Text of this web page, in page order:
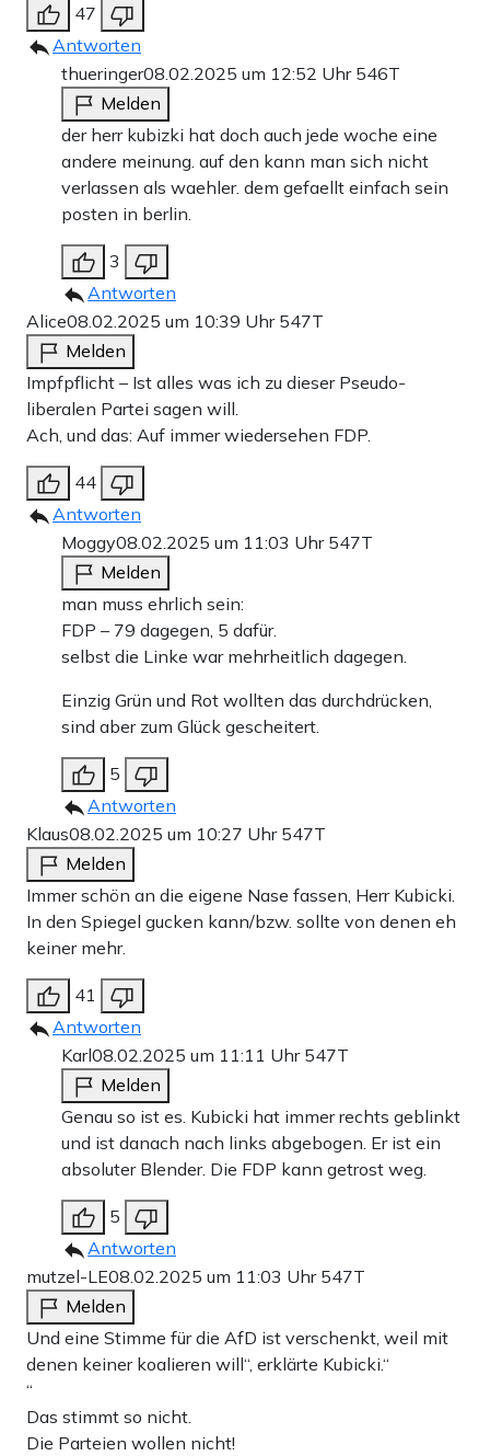
47
Antworten
thueringer08.02.2025 um 12:52 Uhr 546T
Melden
der herr kubizki hat doch auch jede woche eine
andere meinung. auf den kann man sich nicht
verlassen als waehler. dem gefaellt einfach sein
posten in berlin.
3
Antworten
Alice08.02.2025 um 10:39 Uhr 547T
Melden
Impfpflicht – Ist alles was ich zu dieser Pseudo-
liberalen Partei sagen will.
Ach, und das: Auf immer wiedersehen FDP.
44
Antworten
Moggy08.02.2025 um 11:03 Uhr 547T
Melden
man muss ehrlich sein:
FDP – 79 dagegen, 5 dafür.
selbst die Linke war mehrheitlich dagegen.
Einzig Grün und Rot wollten das durchdrücken,
sind aber zum Glück gescheitert.
5
Antworten
Klaus08.02.2025 um 10:27 Uhr 547T
Melden
Immer schön an die eigene Nase fassen, Herr Kubicki.
In den Spiegel gucken kann/bzw. sollte von denen eh
keiner mehr.
41
Antworten
Karl08.02.2025 um 11:11 Uhr 547T
Melden
Genau so ist es. Kubicki hat immer rechts geblinkt
und ist danach nach links abgebogen. Er ist ein
absoluter Blender. Die FDP kann getrost weg.
5
Antworten
mutzel-LE08.02.2025 um 11:03 Uhr 547T
Melden
Und eine Stimme für die AfD ist verschenkt, weil mit
denen keiner koalieren will“, erklärte Kubicki.“
“
Das stimmt so nicht.
Die Parteien wollen nicht!